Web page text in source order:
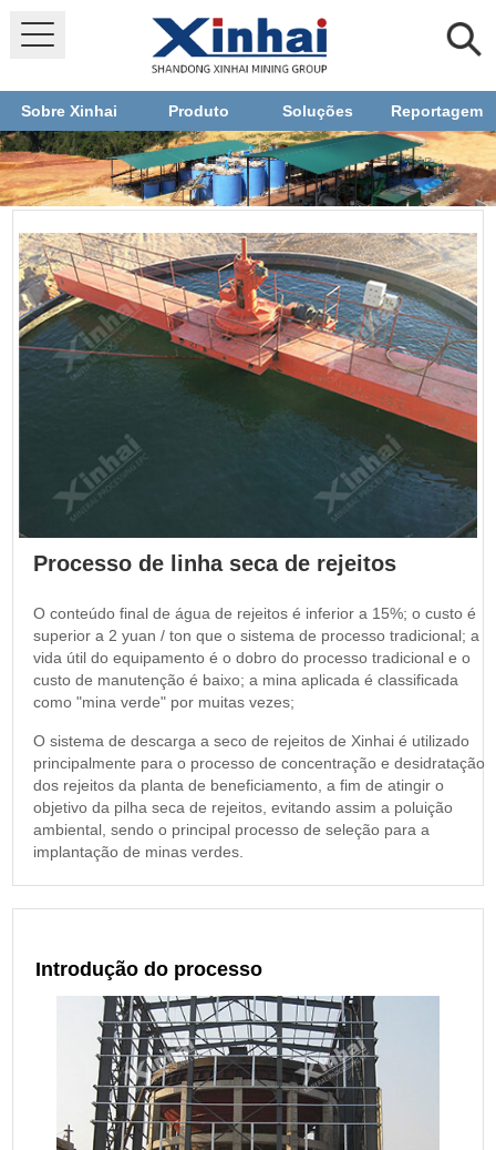
Sobre Xinhai Produto Soluções Reportagem
Processo de linha seca de rejeitos
O conteúdo final de água de rejeitos é inferior a 15%; o custo é
superior a 2 yuan / ton que o sistema de processo tradicional; a
vida útil do equipamento é o dobro do processo tradicional e o
custo de manutenção é baixo; a mina aplicada é classificada
como "mina verde" por muitas vezes;
O sistema de descarga a seco de rejeitos de Xinhai é utilizado
principalmente para o processo de concentração e desidratação
dos rejeitos da planta de beneficiamento, a fim de atingir o
objetivo da pilha seca de rejeitos, evitando assim a poluição
ambiental, sendo o principal processo de seleção para a
implantação de minas verdes.
Introdução do processo